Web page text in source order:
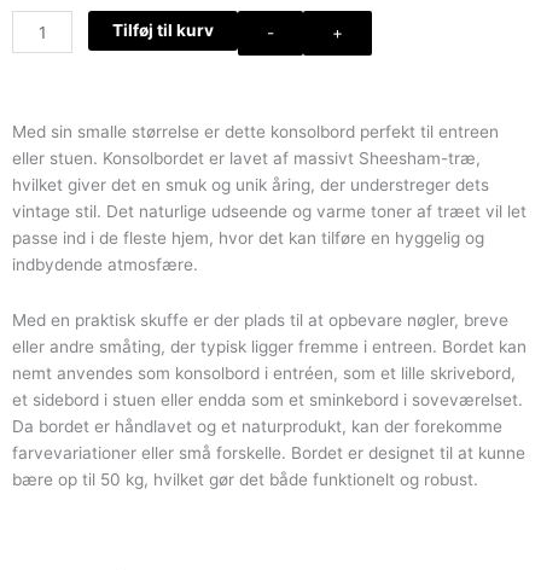
-
Smalt
konsolbord
skuffe,
massivt
træ
antal
+
Tilføj til kurv
Med sin smalle størrelse er dette konsolbord perfekt til entreen
eller stuen. Konsolbordet er lavet af massivt Sheesham-træ,
hvilket giver det en smuk og unik åring, der understreger dets
vintage stil. Det naturlige udseende og varme toner af træet vil let
passe ind i de fleste hjem, hvor det kan tilføre en hyggelig og
indbydende atmosfære.
Med en praktisk skuffe er der plads til at opbevare nøgler, breve
eller andre småting, der typisk ligger fremme i entreen. Bordet kan
nemt anvendes som konsolbord i entréen, som et lille skrivebord,
et sidebord i stuen eller endda som et sminkebord i soveværelset.
Da bordet er håndlavet og et naturprodukt, kan der forekomme
farvevariationer eller små forskelle. Bordet er designet til at kunne
bære op til 50 kg, hvilket gør det både funktionelt og robust.